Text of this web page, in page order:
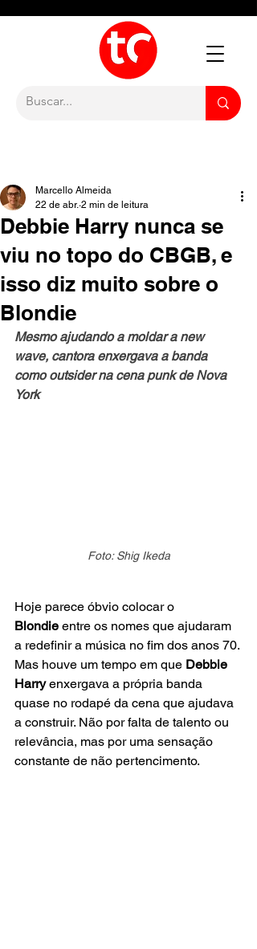
Debbie Harry nunca se
viu no topo do CBGB, e
isso diz muito sobre o
Blondie
Marcello Almeida
22 de abr. 2 min de leitura
Mesmo ajudando a moldar a new
wave, cantora enxergava a banda
como outsider na cena punk de Nova
York
Foto: Shig Ikeda
Hoje parece óbvio colocar o
Blondie entre os nomes que ajudaram
a redefinir a música no fim dos anos 70.
Mas houve um tempo em que Debbie
Harry enxergava a própria banda
quase no rodapé da cena que ajudava
a construir. Não por falta de talento ou
relevância, mas por uma sensação
constante de não pertencimento.